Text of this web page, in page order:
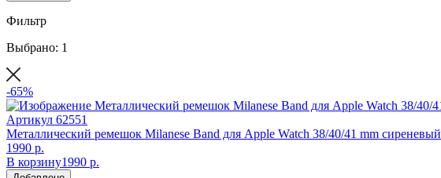
Фильтр
Выбрано: 1
-65%
Артикул 62551
Металлический ремешок Milanese Band для Apple Watch 38/40/41 mm сиреневый
1990 р.
В корзину1990 р.